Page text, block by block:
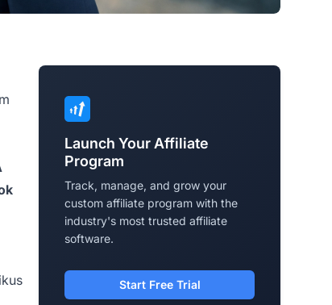
Launch Your Affiliate
Program
Track, manage, and grow your
custom affiliate program with the
industry's most trusted affiliate
software.
Start Free Trial